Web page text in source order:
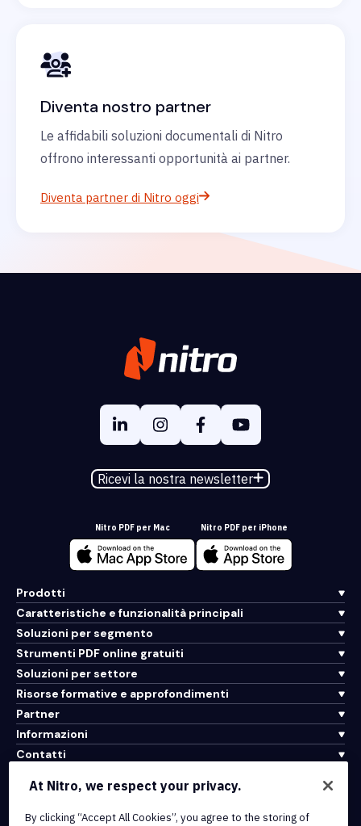
Diventa nostro partner
Le affidabili soluzioni documentali di Nitro
offrono interessanti opportunità ai partner.
Diventa partner di Nitro oggi
Ricevi la nostra newsletter
Nitro PDF per Mac Nitro PDF per iPhone
Prodotti
Caratteristiche e funzionalità principali
Soluzioni per segmento
Strumenti PDF online gratuiti
Soluzioni per settore
Risorse formative e approfondimenti
Partner
Informazioni
Contatti
Integrazioni e connettività API
At Nitro, we respect your privacy.
By clicking “Accept All Cookies”, you agree to the storing of